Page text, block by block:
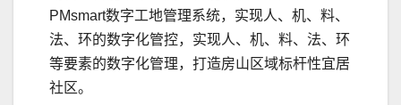
PMsmart数字工地管理系统，实现人、机、料、
法、环的数字化管控，实现人、机、料、法、环
等要素的数字化管理，打造房山区域标杆性宜居
社区。